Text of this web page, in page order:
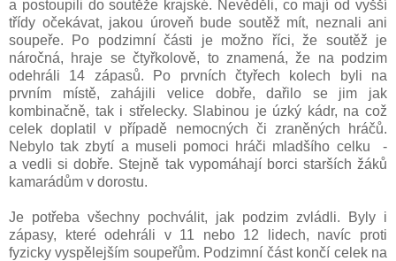
a postoupili do soutěže krajské. Nevěděli, co mají od vyšší
třídy očekávat, jakou úroveň bude soutěž mít, neznali ani
soupeře. Po podzimní části je možno říci, že soutěž je
náročná, hraje se čtyřkolově, to znamená, že na podzim
odehráli 14 zápasů. Po prvních čtyřech kolech byli na
prvním místě, zahájili velice dobře, dařilo se jim jak
kombinačně, tak i střelecky. Slabinou je úzký kádr, na což
celek doplatil v případě nemocných či zraněných hráčů.
Nebylo tak zbytí a museli pomoci hráči mladšího celku -
a vedli si dobře. Stejně tak vypomáhají borci starších žáků
kamarádům v dorostu.
Je potřeba všechny pochválit, jak podzim zvládli. Byly i
zápasy, které odehráli v 11 nebo 12 lidech, navíc proti
fyzicky vyspělejším soupeřům. Podzimní část končí celek na